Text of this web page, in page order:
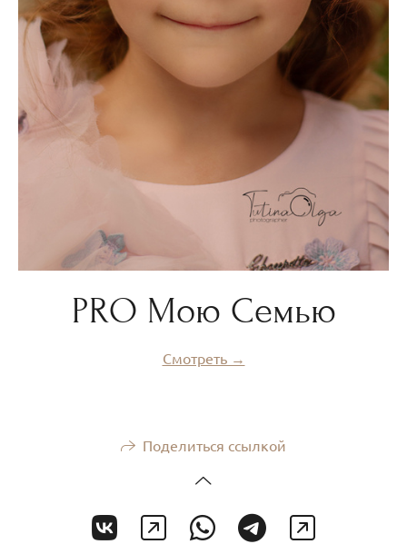
PRO Мою Семью
Смотреть →
Поделиться ссылкой